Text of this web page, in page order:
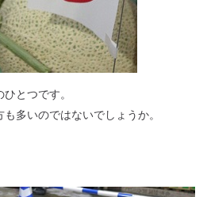
とつです。
多いのではないでしょうか。